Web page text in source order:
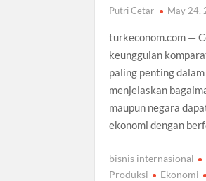
Putri Cetar May 24,
turkeconom.com —
keunggulan
paling penting
menjelaskan
maupun negara
ekonomi dengan
bisnis internasional
Produksi
Ekonomi